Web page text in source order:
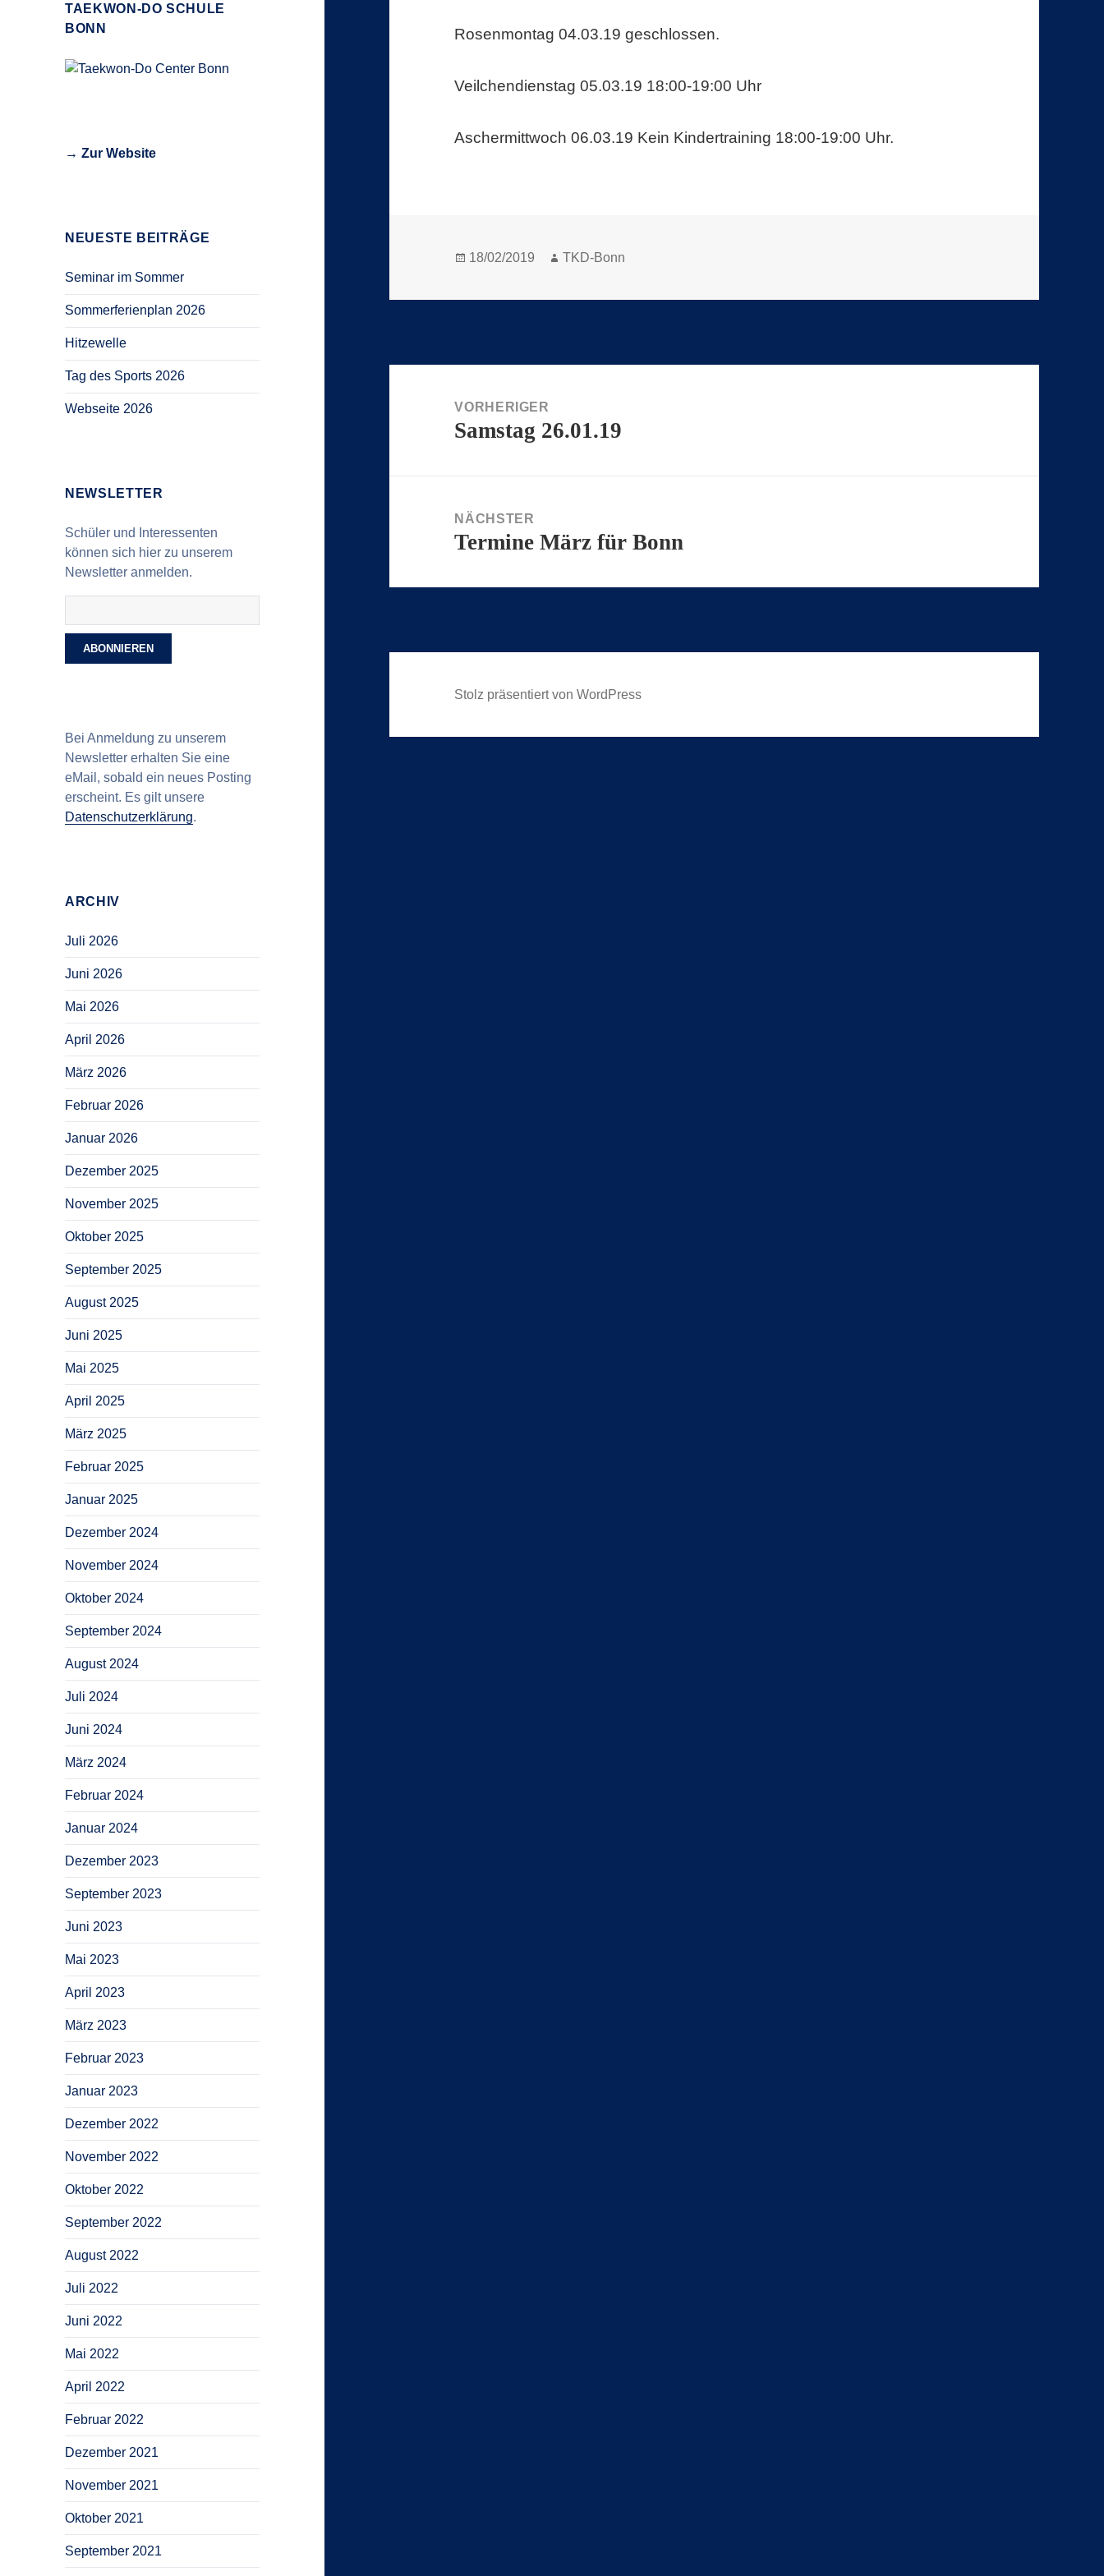
TAEKWON-DO SCHULE
BONN
→ Zur Website
NEUESTE BEITRÄGE
Seminar im Sommer
Sommerferienplan 2026
Hitzewelle
Tag des Sports 2026
Webseite 2026
NEWSLETTER
Schüler und Interessenten
können sich hier zu unserem
Newsletter anmelden.
Bei Anmeldung zu unserem
Newsletter erhalten Sie eine
eMail, sobald ein neues Posting
erscheint. Es gilt unsere
Datenschutzerklärung.
ARCHIV
Juli 2026
Juni 2026
Mai 2026
April 2026
März 2026
Februar 2026
Januar 2026
Dezember 2025
November 2025
Oktober 2025
September 2025
August 2025
Juni 2025
Mai 2025
April 2025
März 2025
Februar 2025
Januar 2025
Dezember 2024
November 2024
Oktober 2024
September 2024
August 2024
Juli 2024
Juni 2024
März 2024
Februar 2024
Januar 2024
Dezember 2023
September 2023
Juni 2023
Mai 2023
April 2023
März 2023
Februar 2023
Januar 2023
Dezember 2022
November 2022
Oktober 2022
September 2022
August 2022
Juli 2022
Juni 2022
Mai 2022
April 2022
Februar 2022
Dezember 2021
November 2021
Oktober 2021
September 2021
Rosenmontag 04.03.19 geschlossen.
Veilchendienstag 05.03.19 18:00-19:00 Uhr
Aschermittwoch 06.03.19 Kein Kindertraining 18:00-19:00 Uhr.
Veröffentlicht
18/02/2019 Autor
TKD-Bonn
VORHERIGER
Vorheriger
Samstag 26.01.19
NÄCHSTER
Nächster
Termine März für Bonn
Stolz präsentiert von WordPress